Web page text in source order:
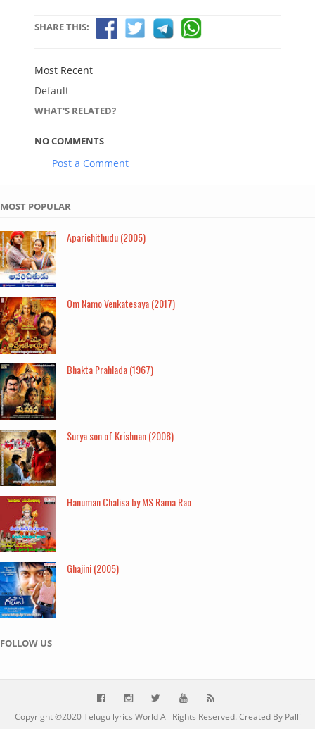
SHARE THIS:
Most Recent
Default
WHAT'S RELATED?
NO COMMENTS
Post a Comment
MOST POPULAR
Aparichithudu (2005)
Om Namo Venkatesaya (2017)
Bhakta Prahlada (1967)
Surya son of Krishnan (2008)
Hanuman Chalisa by MS Rama Rao
Ghajini (2005)
FOLLOW US
Copyright ©2020Telugu lyrics WorldAll Rights Reserved. Created By Palli